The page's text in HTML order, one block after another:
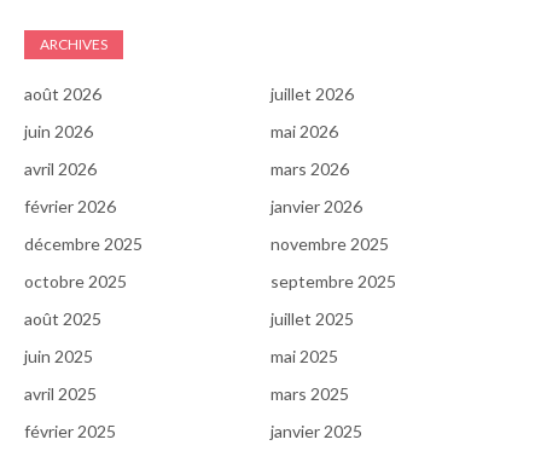
ARCHIVES
août 2026
juillet 2026
juin 2026
mai 2026
avril 2026
mars 2026
février 2026
janvier 2026
décembre 2025
novembre 2025
octobre 2025
septembre 2025
août 2025
juillet 2025
juin 2025
mai 2025
avril 2025
mars 2025
février 2025
janvier 2025